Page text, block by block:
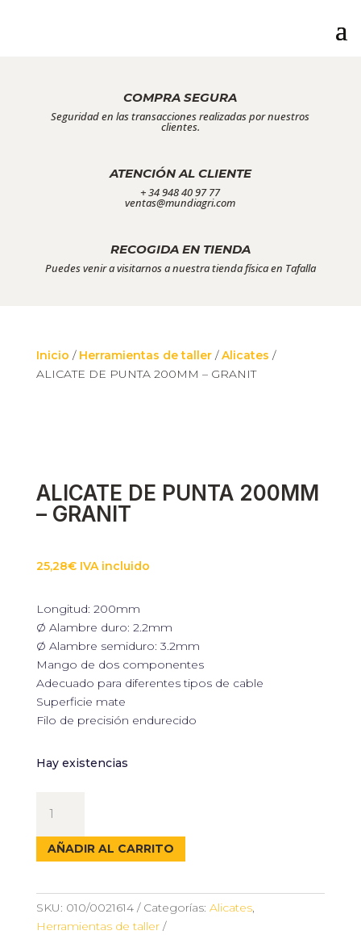
COMPRA SEGURA
Seguridad en las transacciones realizadas por nuestros
clientes.
ATENCIÓN AL CLIENTE
+ 34 948 40 97 77
ventas@mundiagri.com
RECOGIDA EN TIENDA
Puedes venir a visitarnos a nuestra tienda física en Tafalla
Inicio / Herramientas de taller/Alicates /
ALICATE DE PUNTA 200MM – GRANIT
ALICATE DE PUNTA 200MM
– GRANIT
25,28€ IVA incluido
Longitud: 200mm
Ø Alambre duro: 2.2mm
Ø Alambre semiduro: 3.2mm
Mango de dos componentes
Adecuado para diferentes tipos de cable
Superficie mate
Filo de precisión endurecido
Hay existencias
DE
PUNTA
200MM
GRANIT
cantidad
AÑADIR AL CARRITO
SKU: 010/0021614 Categorías: Alicates,
Herramientas de taller